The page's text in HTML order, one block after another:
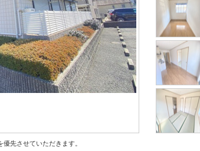
先させていただきます。